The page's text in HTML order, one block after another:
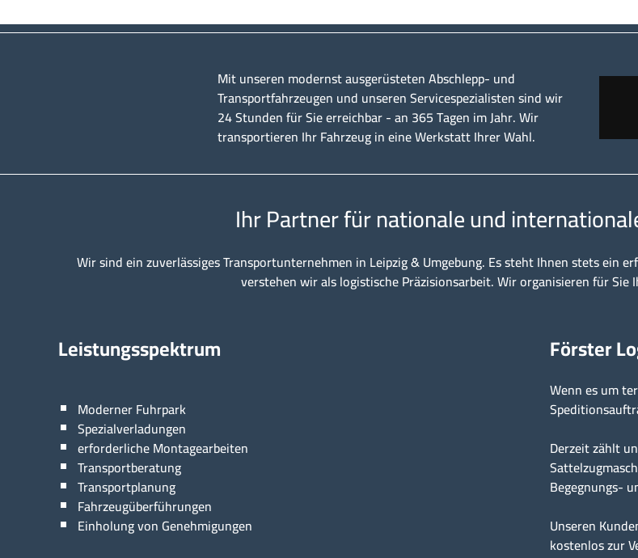
Mit unseren modernst ausgerüsteten Abschlepp- und
Transportfahrzeugen und unseren Servicespezialisten sind wir
24 Stunden für Sie erreichbar - an 365 Tagen im Jahr. Wir
transportieren Ihr Fahrzeug in eine Werkstatt Ihrer Wahl.
Ihr Partner für nationale und
Wir sind ein zuverlässiges Transportunternehmen in Leipzig & Umgebung. Es steht Ihnen stets ein
verstehen wir als logistische Präzisionsarbeit. Wir organisieren für
Leistungsspektrum
Moderner Fuhrpark
Spezialverladungen
erforderliche Montagearbeiten
Transportberatung
Transportplanung
Fahrzeugüberführungen
Einholung von Genehmigungen
Förster
Wenn es um
Derzeit zählt
Begegnungs-
Unseren
kostenlos zur